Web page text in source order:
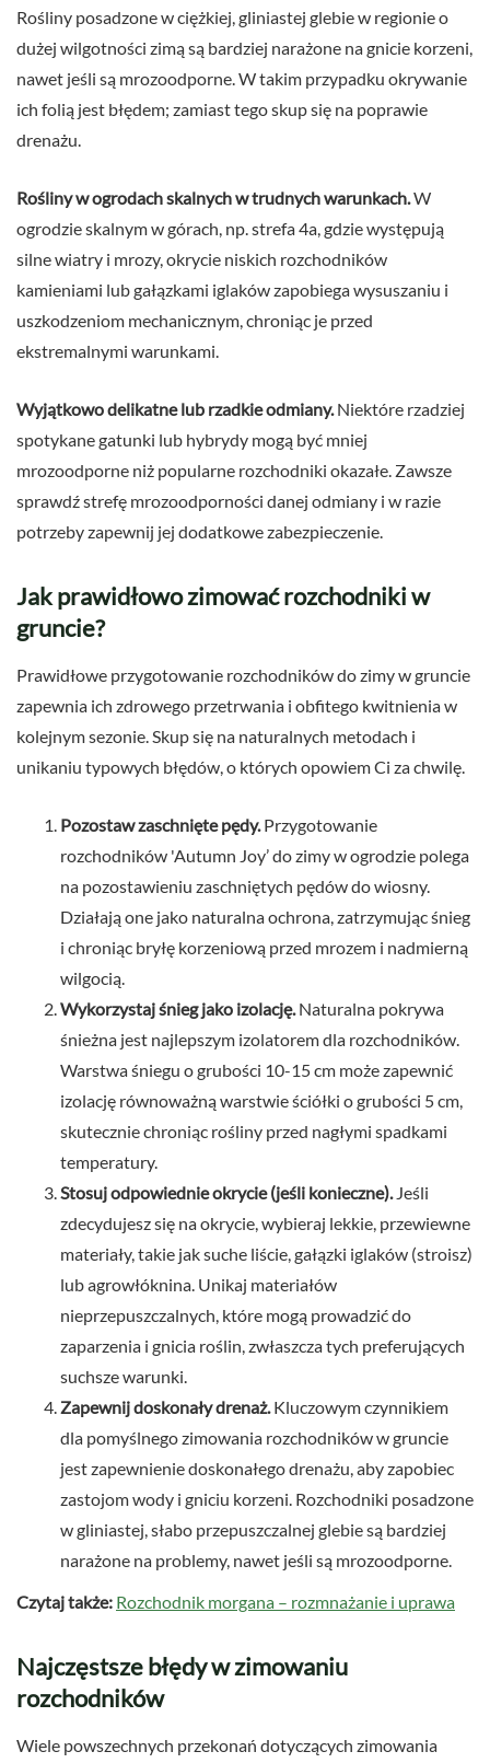
Rośliny posadzone w ciężkiej, gliniastej glebie w regionie o
dużej wilgotności zimą są bardziej narażone na gnicie korzeni,
nawet jeśli są mrozoodporne. W takim przypadku okrywanie
ich folią jest błędem; zamiast tego skup się na poprawie
drenażu.
Rośliny w ogrodach skalnych w trudnych warunkach.W
ogrodzie skalnym w górach, np. strefa 4a, gdzie występują
silne wiatry i mrozy, okrycie niskich rozchodników
kamieniami lub gałązkami iglaków zapobiega wysuszaniu i
uszkodzeniom mechanicznym, chroniąc je przed
ekstremalnymi warunkami.
Wyjątkowo delikatne lub rzadkie odmiany. Niektóre rzadziej
spotykane gatunki lub hybrydy mogą być mniej
mrozoodporne niż popularne rozchodniki okazałe. Zawsze
sprawdź strefę mrozoodporności danej odmiany i w razie
potrzeby zapewnij jej dodatkowe zabezpieczenie.
Jak prawidłowo zimować rozchodniki w
gruncie?
Prawidłowe przygotowanie rozchodników do zimy w gruncie
zapewnia ich zdrowego przetrwania i obfitego kwitnienia w
kolejnym sezonie. Skup się na naturalnych metodach i
unikaniu typowych błędów, o których opowiem Ci za chwilę.
Pozostaw zaschnięte pędy. Przygotowanie
rozchodników 'Autumn Joy’ do zimy w ogrodzie polega
na pozostawieniu zaschniętych pędów do wiosny.
Działają one jako naturalna ochrona, zatrzymując śnieg
i chroniąc bryłę korzeniową przed mrozem i nadmierną
wilgocią.
Wykorzystaj śnieg jako izolację. Naturalna pokrywa
śnieżna jest najlepszym izolatorem dla rozchodników.
Warstwa śniegu o grubości 10-15 cm może zapewnić
izolację równoważną warstwie ściółki o grubości 5 cm,
skutecznie chroniąc rośliny przed nagłymi spadkami
temperatury.
Stosuj odpowiednie okrycie (jeśli konieczne). Jeśli
zdecydujesz się na okrycie, wybieraj lekkie, przewiewne
materiały, takie jak suche liście, gałązki iglaków (stroisz)
lub agrowłóknina. Unikaj materiałów
nieprzepuszczalnych, które mogą prowadzić do
zaparzenia i gnicia roślin, zwłaszcza tych preferujących
suchsze warunki.
Zapewnij doskonały drenaż. Kluczowym czynnikiem
dla pomyślnego zimowania rozchodników w gruncie
jest zapewnienie doskonałego drenażu, aby zapobiec
zastojom wody i gniciu korzeni. Rozchodniki posadzone
w gliniastej, słabo przepuszczalnej glebie są bardziej
narażone na problemy, nawet jeśli są mrozoodporne.
Czytaj także: Rozchodnik morgana – rozmnażanie i uprawa
Najczęstsze błędy w zimowaniu
rozchodników
Wiele powszechnych przekonań dotyczących zimowania